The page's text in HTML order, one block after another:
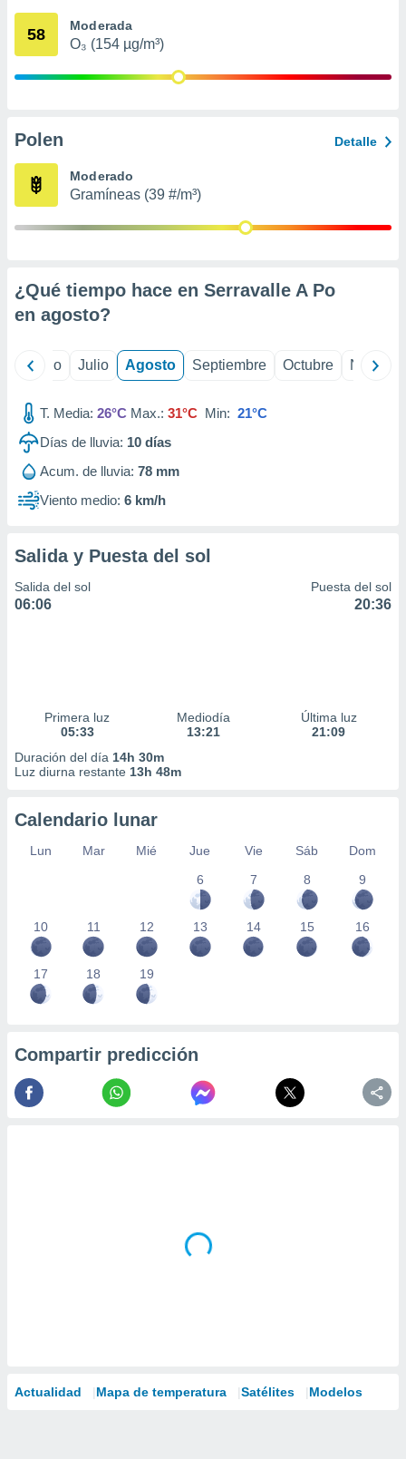
mediante
publicidad
de
58 Moderada
O₃ (154 µg/m³)
Polen Detalle
Moderado
Gramíneas (39 #/m³)
¿Qué tiempo hace en Serravalle A Po
en agosto?
Junio Julio Agosto Septiembre Octubre
T. Media: 26°C Max.: 31°C Min: 21°C
Días de lluvia: 10 días
Acum. de lluvia: 78 mm
Viento medio: 6 km/h
Salida y Puesta del sol
Salida del sol
06:06
Puesta del sol
20:36
Primera luz
05:33
Mediodía
13:21
Última luz
21:09
Duración del día 14h 30m
Luz diurna restante 13h 48m
Calendario lunar
Lun Mar Mié Jue Vie Sáb
Dom
6
7 8 9
10 11 12 13 14 15 16
17 18 19
Compartir predicción
Actualidad Mapa de temperatura Satélites Modelos